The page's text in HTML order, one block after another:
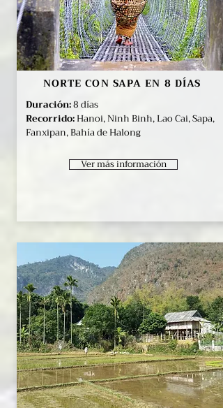
NORTE CON SAPA EN 8 DÍAS
Duración:8 días
Recorrido:Hanoi, Ninh Binh, Lao Cai, Sapa,
Fanxipan, Bahía de Halong
Ver más información